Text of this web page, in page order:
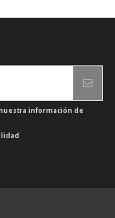
información de